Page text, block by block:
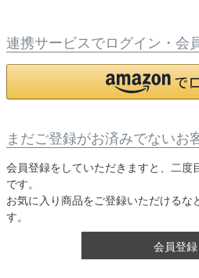
連携サービスでログイン・会
まだご登録がお済みでないお
会員登録をしていただきますと、二度
です。
お気に入り商品をご登録いただけるな
す。
会員登録